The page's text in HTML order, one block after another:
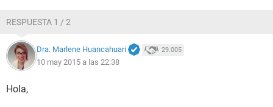
RESPUESTA 1 / 2
Dra. Marlene Huancahuari 29.005
10 may 2015 a las 22:38
Hola,